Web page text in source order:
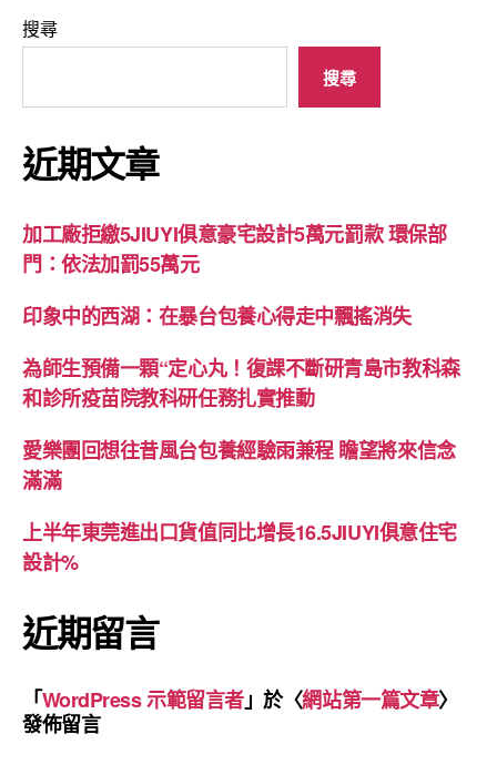
搜尋
搜尋
近期文章
加工廠拒繳5JIUYI俱意豪宅設計5萬元罰款 環保部
門：依法加罰55萬元
印象中的西湖：在暴台包養心得走中飄搖消失
為師生預備一顆“定心丸！復課不斷研青島市教科森
和診所疫苗院教科研任務扎實推動
愛樂團回想往昔風台包養經驗雨兼程 瞻望將來信念
滿滿
上半年東莞進出口貨值同比增長16.5JIUYI俱意住宅
設計%
近期留言
「WordPress 示範留言者」於〈網站第一篇文章〉
發佈留言